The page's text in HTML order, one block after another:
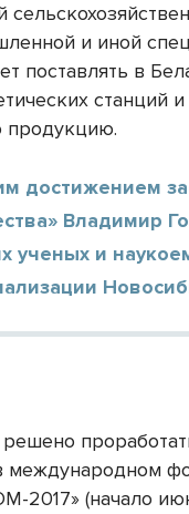
и иной
поставлять в
станций
продукцию.
достижением
Владимир
ученых и
международном
2017» (начало